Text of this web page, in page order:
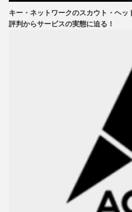
キー・ネットワークのスカウト・ヘ
評判からサービスの実態に迫る！